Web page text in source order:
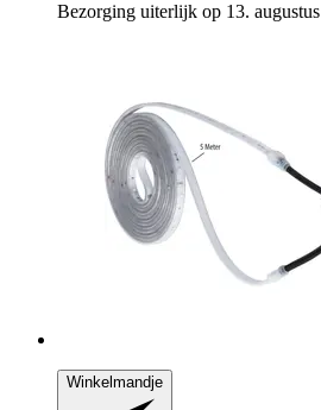
Bezorging uiterlijk op 13. augustus
Winkelmandje